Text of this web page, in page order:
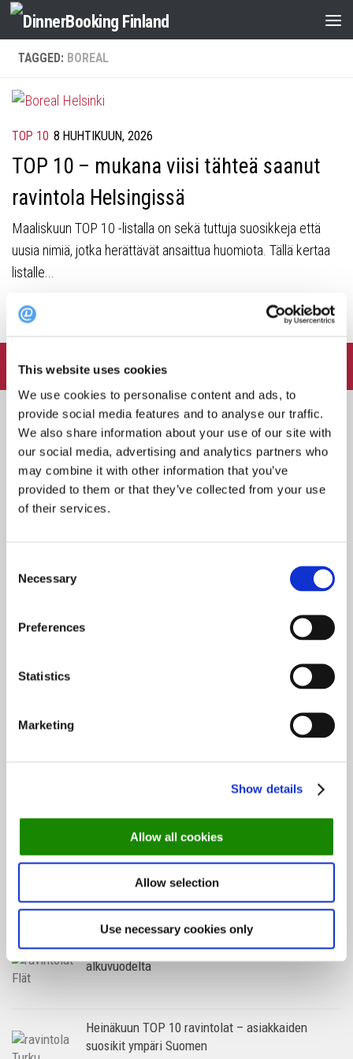
This website uses cookies
We use cookies to personalise content and ads, to
provide social media features and to analyse our traffic.
We also share information about your use of our site with
our social media, advertising and analytics partners who
may combine it with other information that you’ve
provided to them or that they’ve collected from your use
of their services.
Selection
Necessary
Preferences
Statistics
Marketing
Show details
Allow all cookies
Allow selection
Use necessary cookies only
TAGGED: BOREAL
TOP 10 8 HUHTIKUUN, 2026
TOP 10 – mukana viisi tähteä saanut
ravintola Helsingissä
Maaliskuun TOP 10 -listalla on sekä tuttuja suosikkeja että
uusia nimiä, jotka herättävät ansaittua huomiota. Tällä kertaa
listalle...
FOLLOW:
Heinäkuun TOP 10 ravintolat – asiakkaiden
suosikit ympäri Suomen
Kesäravintolat: 3 saaristoravintolaa, jotka
Terassikausi on täällä – katso nämä 10 upeaa
Tallinnan parhaat ravintolat – katso suositukset
Kesäravintolat: 3 saaristoravintolaa, jotka
kannattaa kokea
TOP 10 ravintolat 2026 – asiakkaiden suosikit
alkuvuodelta
Heinäkuun TOP 10 ravintolat – asiakkaiden
suosikit ympäri Suomen